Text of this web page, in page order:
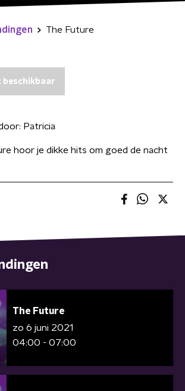
The Future
beschikbaar
Patricia
hoor je dikke hits om goed de nacht
The Future
zo 6 juni 2021
04:00 - 07:00